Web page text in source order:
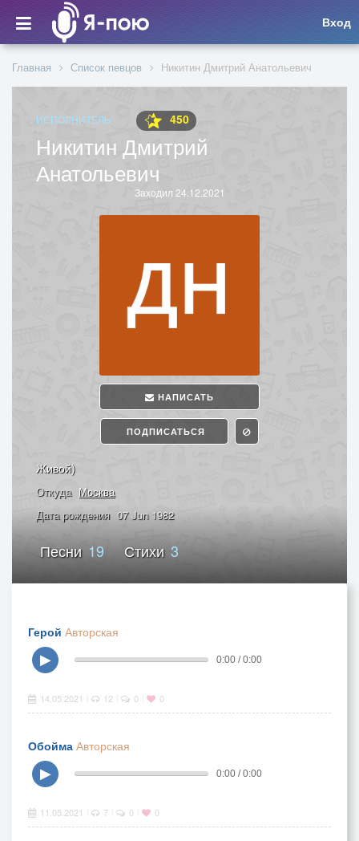
Вход
Главная Список певцов Никитин Дмитрий Анатольевич
ИСПОЛНИТЕЛЬ 450
Никитин Дмитрий
Анатольевич
Заходил 24.12.2021
НАПИСАТЬ
ПОДПИСАТЬСЯ
Живой)
Откуда Москва
Дата рождения 07 Jun 1982
Песни 19 Стихи 3
Герой Авторская
▶
0:00 / 0:00
14.05.2021 12 0 0
Обойма Авторская
▶
0:00 / 0:00
11.05.2021 7 0 0